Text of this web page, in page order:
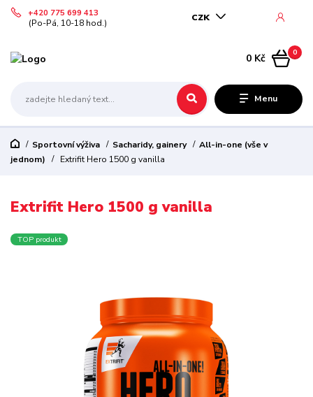
Menu
CZK
+420 775 699 413
(Po-Pá, 10-18 hod.)
0
0 Kč
Sportovní výživa Sacharidy, gainery
All-in-one (vše v
jednom)
Extrifit Hero 1500 g vanilla
Extrifit Hero 1500 g vanilla
TOP produkt